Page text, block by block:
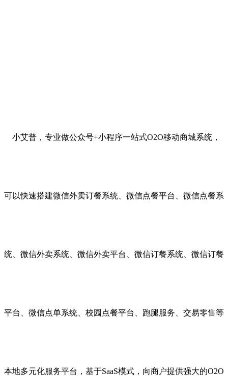
小艾普，专业做公众号+小程序一站式O2O移动商城系统，
可以快速搭建微信外卖订餐系统、微信点餐平台、微信点餐系
统、微信外卖系统、微信外卖平台、微信订餐系统、微信订餐
平台、微信点单系统、校园点餐平台、跑腿服务、交易零售等
本地多元化服务平台，基于SaaS模式，向商户提供强大的O2O